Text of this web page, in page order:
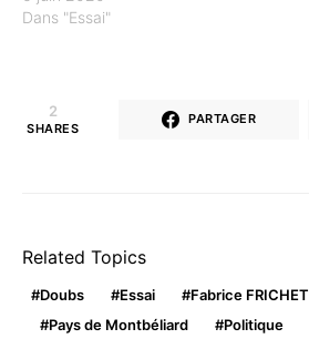
Dans "Essai"
2
SHARES
PARTAGER
Related Topics
Doubs Essai Fabrice FRICHET
Pays de Montbéliard
Politique